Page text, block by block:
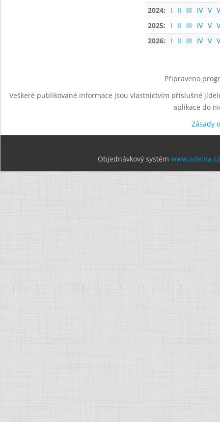
2024:
I II III IV V
2025:
I II III IV V
2026:
I II III IV V
Připraveno
Veškeré publikované informace jsou vlastnictvím příslušné
aplikace do
Zásady
Objednávkový systém www.jidelna.cz